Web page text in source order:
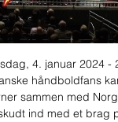
4. januar 2024 -
håndboldfans
sammen med
ind med et brag